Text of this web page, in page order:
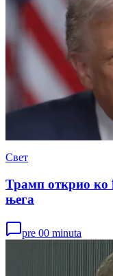
Свет
Трамп открио ко
њега
pre 00 minuta